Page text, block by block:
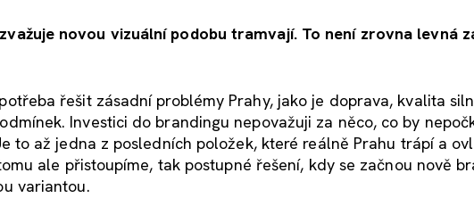
novou vizuální podobu tramvají. To není zrovna levná
řešit zásadní problémy Prahy, jako je doprava, kvalita
Investici do brandingu nepovažuji za něco, co by
to až jedna z posledních položek, které reálně Prahu trápí a
ale přistoupíme, tak postupné řešení, kdy se začnou nově
variantou.